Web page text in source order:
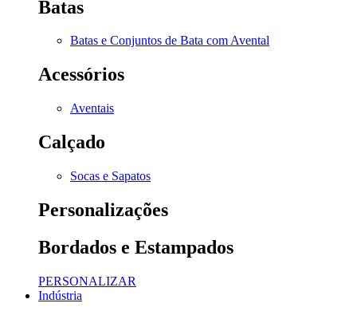
Batas
Batas e Conjuntos de Bata com Avental
Acessórios
Aventais
Calçado
Socas e Sapatos
Personalizações
Bordados e Estampados
PERSONALIZAR
Indústria